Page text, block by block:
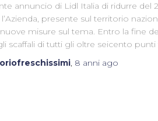
annuncio di Lidl Italia di ridurre del
presente sul territorio
misure sul tema. Entro la fine
scaffali di tutti gli oltre seicento punti
, 8 anniago